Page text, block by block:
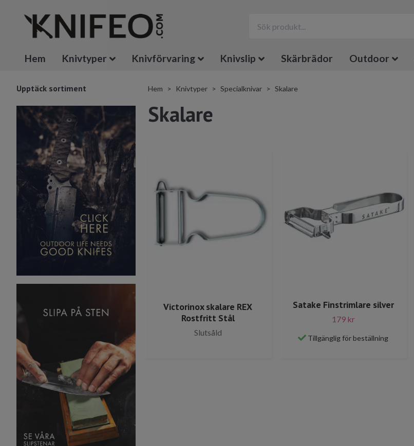
Hem Knivtyper Knivförvaring Knivslip Skärbrädor Outdoor
Upptäck sortiment Hem Knivtyper Specialknivar Skalare
Skalare
Victorinox skalare REX
Rostfritt Stål
Slutsåld
Satake Finstrimlare silver
179 kr
Tillgänglig för beställning